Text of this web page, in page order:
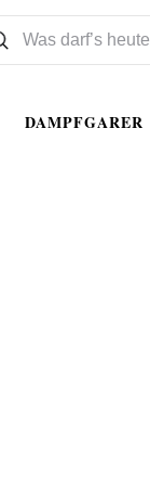
DAMPFGARER
Sie suchen